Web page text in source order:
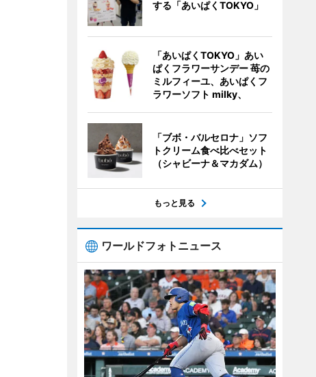
する「あいぱくTOKYO」
「あいぱくTOKYO」あい
ぱくフラワーサンデー 苺の
ミルフィーユ、あいぱくフ
ラワーソフト milky、
「ブボ・バルセロナ」ソフ
トクリーム食べ比べセット
（シャビーナ＆マカダム）
もっと見る
ワールドフォトニュース